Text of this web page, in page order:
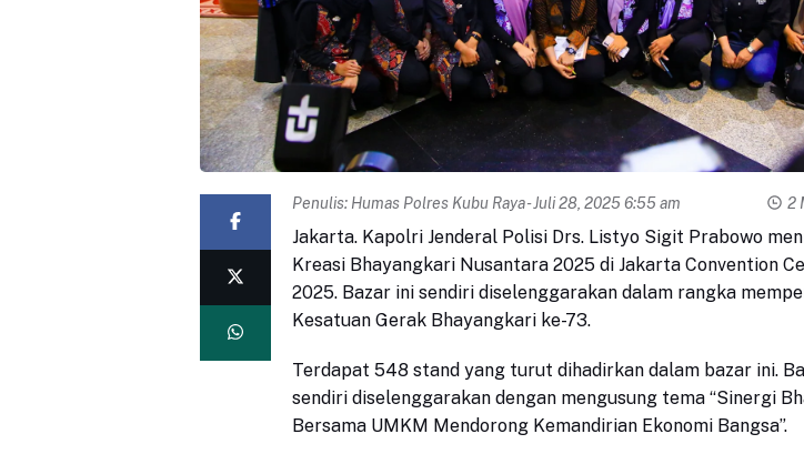
Penulis: Humas Polres Kubu Raya- Juli 28, 2025 6:55 am 2
Jakarta. Kapolri Jenderal Polisi Drs. Listyo Sigit Prabowo
Kreasi Bhayangkari Nusantara 2025 di Jakarta Convention
2025. Bazar ini sendiri diselenggarakan dalam rangka
Kesatuan Gerak Bhayangkari ke-73.
Terdapat 548 stand yang turut dihadirkan dalam bazar ini.
sendiri diselenggarakan dengan mengusung tema “Sinergi
Bersama UMKM Mendorong Kemandirian Ekonomi Bangsa”.